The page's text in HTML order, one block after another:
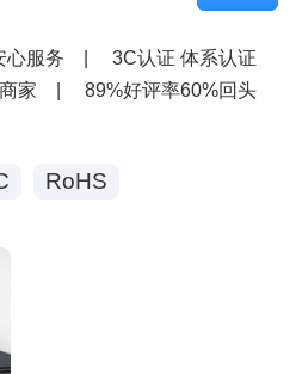
心服务
3C认证 体系认证
家
89%好评率60%回头
RoHS